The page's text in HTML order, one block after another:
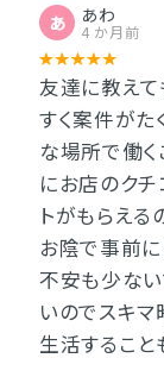
あ あわ
4 か月前
友達に教えて
すく案件がた
な場所で働く
にお店のク
トがもらえる
お陰で事前
不安も少ない
いのでスキマ
生活すること